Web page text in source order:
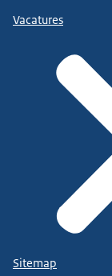
Vacatures
Sitemap